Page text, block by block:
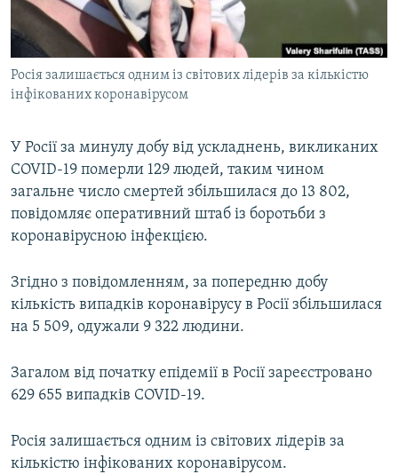
ВІДЕОУРОКИ «ELIFBE»
СВІДЧЕННЯ ОКУПАЦІЇ
УКРАЇНСЬКА ПРОБЛЕМА КРИМУ
Русский
Qırımtatar
Усі сайти RFE/RL
Росія залишається одним із світових лідерів за кількістю
інфікованих коронавірусом
У Росії за минулу добу від ускладнень, викликаних
COVID-19 померли 129 людей, таким чином
загальне число смертей збільшилася до 13 802,
повідомляє оперативний штаб із боротьби з
коронавірусною інфекцією.
Згідно з повідомленням, за попередню добу
кількість випадків коронавірусу в Росії збільшилася
на 5 509, одужали 9 322 людини.
Загалом від початку епідемії в Росії зареєстровано
629 655 випадків COVID-19.
Росія залишається одним із світових лідерів за
кількістю інфікованих коронавірусом.